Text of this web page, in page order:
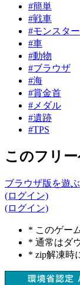
#簡単
#戦車
#モンスター
#車
#動物
#ブラウザ
#海
#賞金首
#メダル
#遺跡
#TPS
このフリ
ブラウザ版を遊ぶ
(ログイン)
(ログイン)
* このゲー
* 通常はダ
* zip解凍時